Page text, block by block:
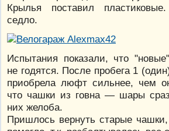
Крылья поставил
седло.
Испытания показали, что
не годятся. После пробега 1
приобрела люфт сильнее, чем
что чашки из говна — шары
них желоба.
Пришлось вернуть старые